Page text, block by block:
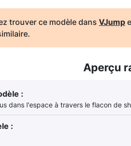
trouver ce modèle dans VJump
Aperçu
:
dans l'espace à travers le flacon de
: